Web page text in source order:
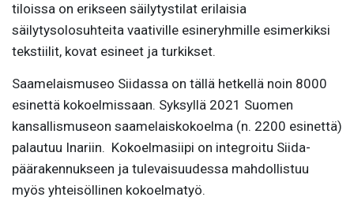
tiloissa on erikseen säilytystilat erilaisia
säilytysolosuhteita vaativille esineryhmille esimerkiksi
tekstiilit, kovat esineet ja turkikset.
Saamelaismuseo Siidassa on tällä hetkellä noin 8000
esinettä kokoelmissaan. Syksyllä 2021 Suomen
kansallismuseon saamelaiskokoelma (n. 2200 esinettä)
palautuu Inariin. Kokoelmasiipi on integroitu Siida-
päärakennukseen ja tulevaisuudessa mahdollistuu
myös yhteisöllinen kokoelmatyö.